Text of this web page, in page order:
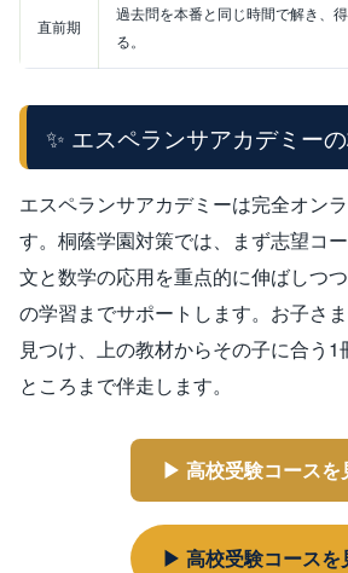
直前期
過去問を本番と同じ時間で解き、
る。
✨ エスペランサアカデミー
エスペランサアカデミーは完全オン
す。桐蔭学園対策では、まず志望コ
文と数学の応用を重点的に伸ばしつ
の学習までサポートします。お子さ
見つけ、上の教材からその子に合う1
ところまで伴走します。
▶ 高校受験コースを
▶ 高校受験コースを